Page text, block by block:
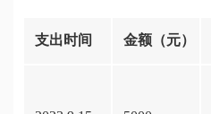
支出时间 金额（元）